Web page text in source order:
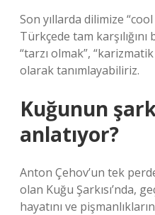
Son yıllarda dilimize
Türkçede tam
“tarzı olmak”,
olarak tanımlayabiliriz.
Kuğunun
anlatıyor?
Anton Çehov’un tek
olan Kuğu Şarkısı’nda,
hayatını ve